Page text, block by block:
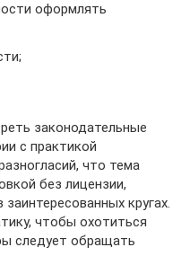
оформлять
законодательные
с практикой
что тема
без лицензии,
кругах.
чтобы охотиться
следует обращать